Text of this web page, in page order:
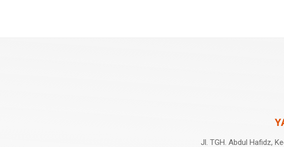
Jl. TGH. Abdul Hafidz,